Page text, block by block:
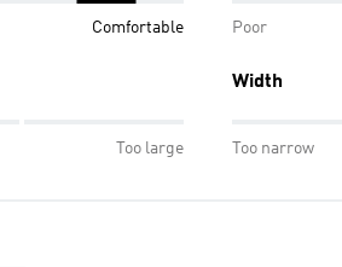
Comfortable Poor
Too large
Width
Too narrow